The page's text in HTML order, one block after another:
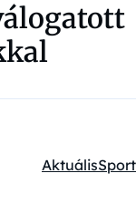
Kategóriák:
AktuálisSport